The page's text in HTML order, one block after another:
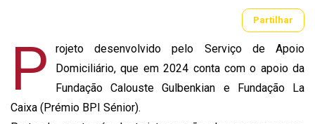
Partilhar
P
rojeto desenvolvido pelo Serviço de Apoio
Domiciliário, que em 2024 conta com o apoio da
Fundação Calouste Gulbenkian e Fundação La
Caixa (Prémio BPI Sénior).